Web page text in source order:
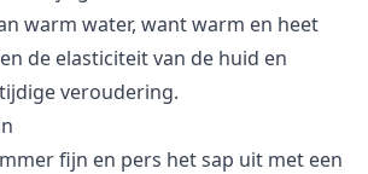
warm water, want warm en heet
de elasticiteit van de huid en
veroudering.
fijn en pers het sap uit met een